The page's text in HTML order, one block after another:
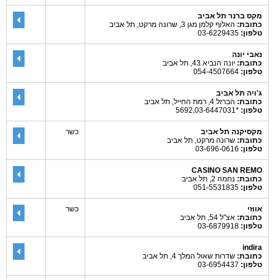
מקס ברנר תל אביב
כתובת: האלוף קלמן מגן 3, שרונה מרקט, תל אביב
טלפון:
נאבי יונה
כתובת: יונה הנביא 43, תל אביב
טלפון:
ג'ויה תל אביב
כתובת: הברזל 4, רמת החייל, תל אביב
טלפון: *5692,03-6447031
מקסיקנה תל אביב
כתובת: שרונה מרקט, תל אביב
טלפון:
כשר
CASINO SAN REMO
כתובת: נחמה 2, תל אביב
טלפון:
אווזי
כתובת: אצ"ל 54, תל אביב
טלפון:
כשר
indira
כתובת: שדרות שאול המלך 4, תל אביב
טלפון: